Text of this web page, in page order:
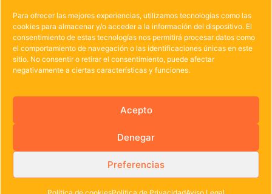
Para ofrecer las mejores experiencias, utilizamos tecnologías como las
cookies para almacenar y/o acceder a la información del dispositivo. El
consentimiento de estas tecnologías nos permitirá procesar datos como
el comportamiento de navegación o las identificaciones únicas en este
sitio. No consentir o retirar el consentimiento, puede afectar
negativamente a ciertas características y funciones.
Acepto
Denegar
Preferencias
Trabajo de Castilla y León
Aviso Legal·Política de Privacidad·Política de
Cookies